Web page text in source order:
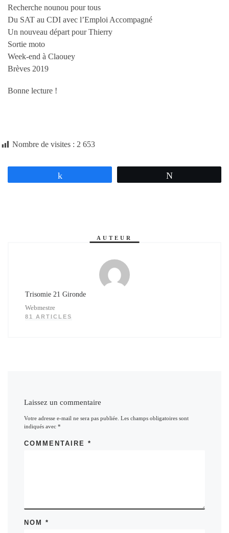
Recherche nounou pour tous
Du SAT au CDI avec l’Emploi Accompagné
Un nouveau départ pour Thierry
Sortie moto
Week-end à Claouey
Brèves 2019
Bonne lecture !
Nombre de visites : 2 653
AUTEUR
Trisomie 21 Gironde
Webmestre
81 ARTICLES
Laissez un commentaire
Votre adresse e-mail ne sera pas publiée. Les champs obligatoires sont
indiqués avec*
COMMENTAIRE*
NOM*